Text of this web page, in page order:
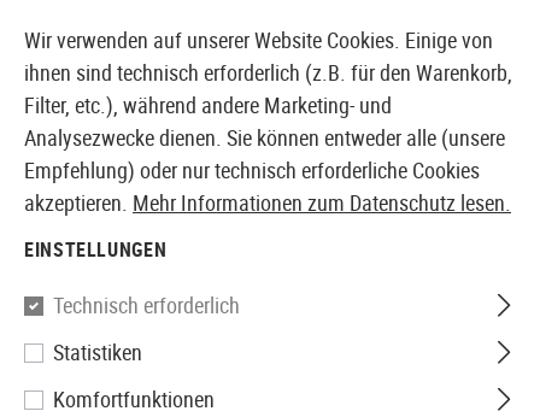
EUROPÄISCHER AIRSOFT SHOP & GROßHÄNDLER
Invader Gear
Single Hole Balaclava
Wir verwenden auf unserer Website Cookies. Einige von
ihnen sind technisch erforderlich (z.B. für den Warenkorb,
Filter, etc.), während andere Marketing- und
Analysezwecke dienen. Sie können entweder alle (unsere
Empfehlung) oder nur technisch erforderliche Cookies
akzeptieren. Mehr Informationen zum Datenschutz lesen.
EINSTELLUNGEN
Technisch erforderlich
Statistiken
Komfortfunktionen